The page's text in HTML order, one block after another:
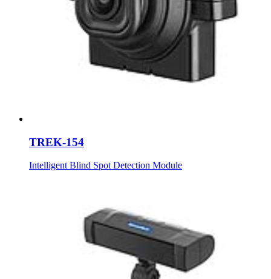
TREK-154
Intelligent Blind Spot Detection Module